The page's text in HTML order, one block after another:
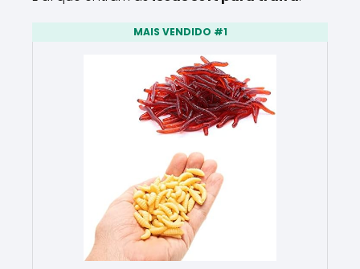
MAIS VENDIDO #1